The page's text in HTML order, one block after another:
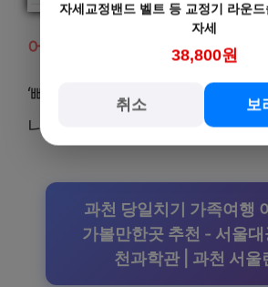
어플신청
‘빼기’ 어플을 활용하여 수거/
니다.
과천 당일치기 가족여행
가볼만한곳 추천 - 서울
천과학관 | 과천 서울
자세교정밴드 벨트 등 교정기 라운
자세
38,800원
취소 보